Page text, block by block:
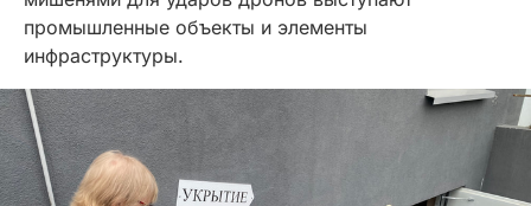
промышленные объекты и элементы
инфраструктуры.